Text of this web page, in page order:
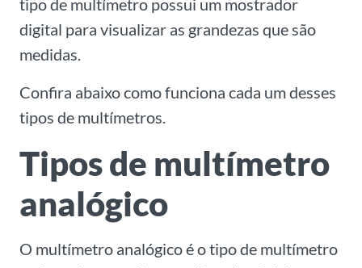
tipo de multímetro possui um mostrador
digital para visualizar as grandezas que são
medidas.
Confira abaixo como funciona cada um desses
tipos de multímetros.
Tipos de multímetro
analógico
O multímetro analógico é o tipo de multímetro